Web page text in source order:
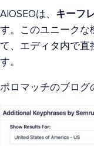
AIOSEOは、 キーフ
す。このユニークな
て、エディタ内で直
す。
ポロマッチのブログ